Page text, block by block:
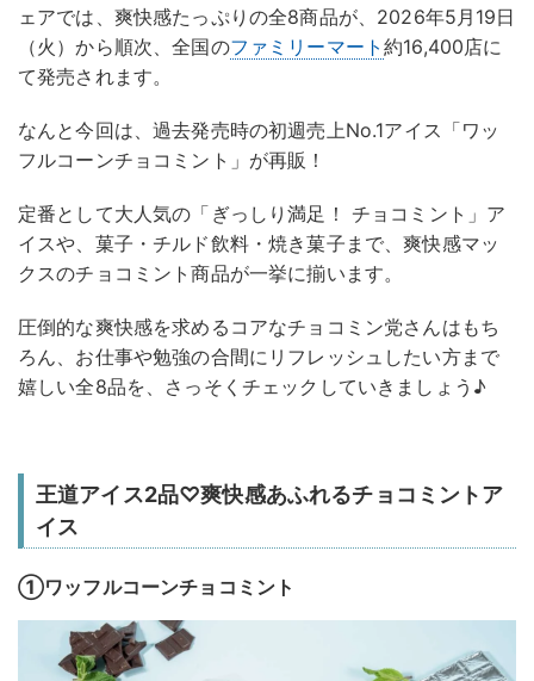
ェアでは、爽快感たっぷりの全8商品が、2026年5月19日
（火）から順次、全国のファミリーマート約16,400店に
て発売されます。
なんと今回は、過去発売時の初週売上No.1アイス「ワッ
フルコーンチョコミント」が再販！
定番として大人気の「ぎっしり満足！ チョコミント」ア
イスや、菓子・チルド飲料・焼き菓子まで、爽快感マッ
クスのチョコミント商品が一挙に揃います。
圧倒的な爽快感を求めるコアなチョコミン党さんはもち
ろん、お仕事や勉強の合間にリフレッシュしたい方まで
嬉しい全8品を、さっそくチェックしていきましょう♪
王道アイス2品♡爽快感あふれるチョコミントア
イス
①ワッフルコーンチョコミント